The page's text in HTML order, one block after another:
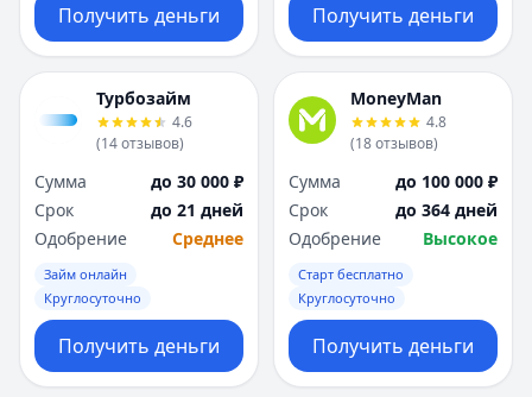
Получить деньги Получить деньги
Турбозайм
4.6
(14отзывов)
Сумма
до 30 000 ₽
Срок
до 21 дней
Одобрение
Среднее
Займ онлайн
Круглосуточно
Получить деньги
MoneyMan
4.8
(18отзывов)
Сумма
до 100 000 ₽
Срок
до 364 дней
Одобрение
Высокое
Старт бесплатно
Круглосуточно
Получить деньги